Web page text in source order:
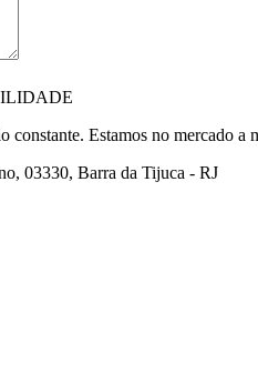
constante. Estamos no mercado
03330, Barra da Tijuca - RJ